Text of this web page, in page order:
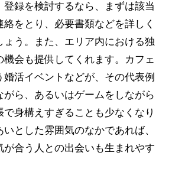
登録を検討するなら、まずは該当
をとり、必要書類などを詳しく
ょう。また、エリア内における独
機会も提供してくれます。カフェ
婚活イベントなどが、その代表例
がら、あるいはゲームをしながら
身構えすぎることも少なくなり
とした雰囲気のなかであれば、
が合う人との出会いも生まれやす